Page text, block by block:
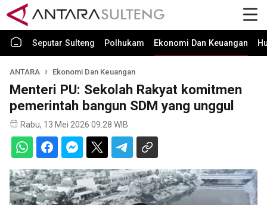
Seputar Sulteng Polhukam Ekonomi Dan Keuangan
ANTARA Ekonomi Dan Keuangan
Menteri PU: Sekolah Rakyat komitmen
pemerintah bangun SDM yang unggul
Rabu, 13 Mei 2026 09:28 WIB